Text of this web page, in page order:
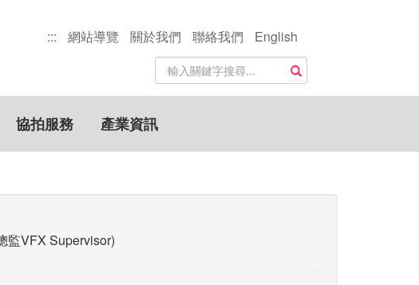
::: 網站導覽 關於我們 聯絡我們
English
站
內
搜
尋
關
鍵
搜尋
協拍服務 產業資訊
監VFX Supervisor)